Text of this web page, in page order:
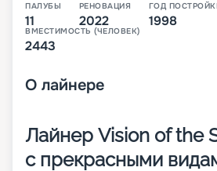
ПАЛУБЫ
11
РЕНОВАЦИЯ
2022
ГОД
1998
ВМЕСТИМОСТЬ (ЧЕЛОВЕК)
2443
О лайнере
Лайнер Vision of the
с прекрасными